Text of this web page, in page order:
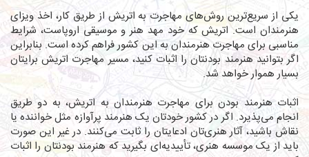
یکی از سریع‌ترین روش‌های مهاجرت به اتریش از طریق کار، اخذ ویزای
هنرمندان است. اتریش که خود مهد هنر و موسیقی اروپاست، شرایط
مناسبی برای مهاجرت هنرمندان به این کشور فراهم کرده است. بنابراین
اگر بتوانید هنرمند بودنتان را اثبات کنید، مسیر مهاجرت اتریش برایتان
بسیار هموار خواهد شد.
اثبات هنرمند بودن برای مهاجرت هنرمندان به اتریش، به دو طریق
انجام می‌پذیرد. اگر در کشور خودتان یک هنرمند پرآوازه مثل خواننده یا
نقاش باشید، آثار هنری‌تان ادعایتان را ثابت می‌کنند. در غیر این صورت
باید از یک موسسه هنری، تأییدیه‌ای بگیرید که هنرمند بودنتان را اثبات